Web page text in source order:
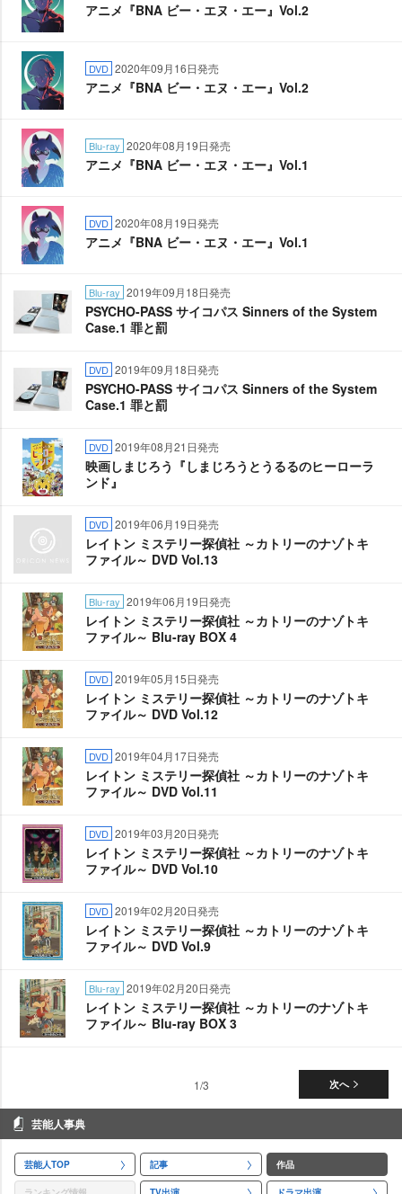
アニメ『BNA ビー・エヌ・エー』Vol.2
DVD 2020年09月16日発売
アニメ『BNA ビー・エヌ・エー』Vol.2
Blu-ray 2020年08月19日発売
アニメ『BNA ビー・エヌ・エー』Vol.1
DVD 2020年08月19日発売
アニメ『BNA ビー・エヌ・エー』Vol.1
Blu-ray 2019年09月18日発売
PSYCHO-PASS サイコパス Sinners of the System
Case.1 罪と罰
DVD 2019年09月18日発売
PSYCHO-PASS サイコパス Sinners of the System
Case.1 罪と罰
DVD 2019年08月21日発売
映画しまじろう『しまじろうとうるるのヒーローラ
ンド』
DVD 2019年06月19日発売
レイトン ミステリー探偵社 ～カトリーのナゾトキ
ファイル～ DVD Vol.13
Blu-ray 2019年06月19日発売
レイトン ミステリー探偵社 ～カトリーのナゾトキ
ファイル～ Blu-ray BOX 4
DVD 2019年05月15日発売
レイトン ミステリー探偵社 ～カトリーのナゾトキ
ファイル～ DVD Vol.12
DVD 2019年04月17日発売
レイトン ミステリー探偵社 ～カトリーのナゾトキ
ファイル～ DVD Vol.11
DVD 2019年03月20日発売
レイトン ミステリー探偵社 ～カトリーのナゾトキ
ファイル～ DVD Vol.10
DVD 2019年02月20日発売
レイトン ミステリー探偵社 ～カトリーのナゾトキ
ファイル～ DVD Vol.9
Blu-ray 2019年02月20日発売
レイトン ミステリー探偵社 ～カトリーのナゾトキ
ファイル～ Blu-ray BOX 3
次へ
1/3
芸能人事典
芸能人TOP 記事 作品